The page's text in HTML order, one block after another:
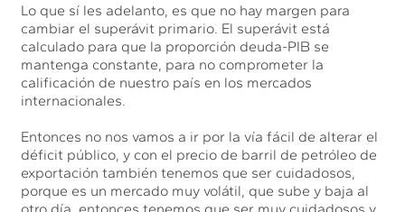
Lo que sí les adelanto, es que no hay margen para
cambiar el superávit primario. El superávit está
calculado para que la proporción deuda-PIB se
mantenga constante, para no comprometer la
calificación de nuestro país en los mercados
internacionales.
Entonces no nos vamos a ir por la vía fácil de alterar el
déficit público, y con el precio de barril de petróleo de
exportación también tenemos que ser cuidadosos,
porque es un mercado muy volátil, que sube y baja al